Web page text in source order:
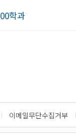
00학과
이메일무단수집거부